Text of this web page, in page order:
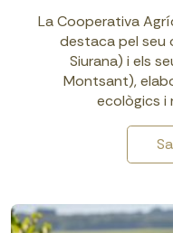
La Cooperativa
destaca pel seu
Siurana) i els
Montsant),
ecològics i